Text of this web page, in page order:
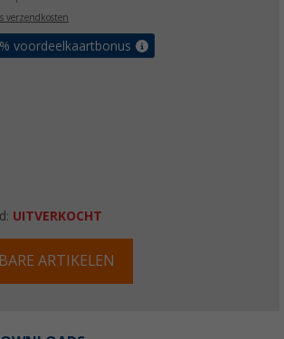
verzendkosten
voordeelkaartbonus
UITVERKOCHT
ARTIKELEN